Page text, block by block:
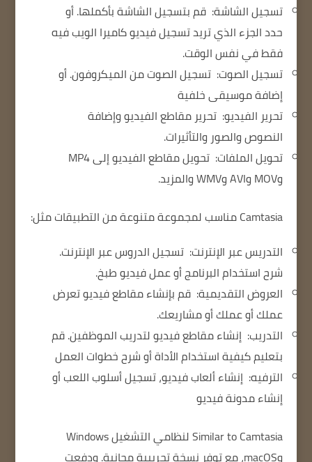
تسجيل الشاشة: قم بتسجيل الشاشة بأكملها. أو
حدد الجزء الذي تريد تسجيل فيديو كاميرا الويب فيه
فقط في نفس الوقت.
تسجيل الصوت: تسجيل الصوت من الميكروفون. أو
إضافة موسيقى خلفية
تحرير الفيديو: تحرير مقاطع الفيديو وإضافة
النصوص والصور والتأثيرات.
تحويل الملفات:
تحويل مقاطع الفيديو إلى MP4
وMOV وAVI وWMV والمزيد.
Camtasiaمناسب لمجموعة متنوعة من التطبيقات مثل:
التدريس عبر الإنترنت: تسجيل الدروس عبر الإنترنت.
شرح استخدام البرنامج أو عمل فيديو طبخ.
العروض التقديمية: قم بإنشاء مقاطع فيديو تعرض
عملك أو عملك أو مشاريعك.
التدريب: إنشاء مقاطع فيديو لتدريب الموظفين. قم
بتعليم كيفية استخدام الأداة أو شرح خطوات العمل
الترفيه: إنشاء ألعاب فيديو، تسجيل أسلوب اللعب أو
إنشاء مدونة فيديو
Similar toCamtasia
لنظامي التشغيل Windows
وmacOS، مع توفر نسخة تجريبية مجانية. ودفعت